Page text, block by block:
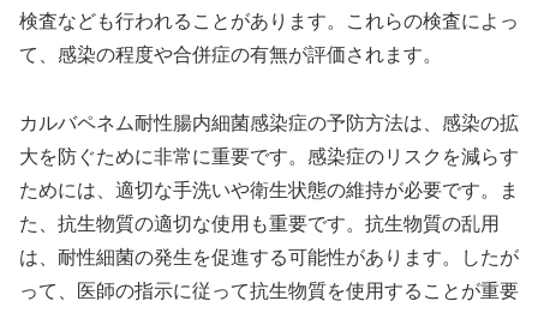
検査なども行われることがあります。これらの検査によっ
て、感染の程度や合併症の有無が評価されます。
カルバペネム耐性腸内細菌感染症の予防方法は、感染の拡
大を防ぐために非常に重要です。感染症のリスクを減らす
ためには、適切な手洗いや衛生状態の維持が必要です。ま
た、抗生物質の適切な使用も重要です。抗生物質の乱用
は、耐性細菌の発生を促進する可能性があります。したが
って、医師の指示に従って抗生物質を使用することが重要